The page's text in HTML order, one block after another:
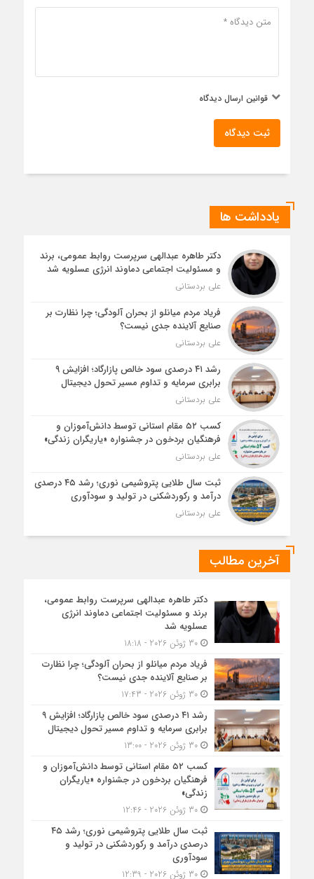
قوانین ارسال دیدگاه
ثبت دیدگاه
یادداشت ها
دکتر طاهره عبدالهی سرپرست روابط عمومی، برند
و مسئولیت اجتماعی دماوند انرژی عسلویه شد
علی بردستانی
فریاد مردم میانلو از بحران آلودگی؛ چرا نظارت بر
صنایع آلاینده جدی نیست؟
علی بردستانی
رشد ۴۱ درصدی سود خالص پازارگاد؛ افزایش ۹
برابری سرمایه و تداوم مسیر تحول دیجیتال
علی بردستانی
کسب ۵۲ مقام استانی توسط دانش‌آموزان و
فرهنگیان بردخون در جشنواره «یاریگران زندگی»
علی بردستانی
ثبت سال طلایی پتروشیمی نوری؛ رشد ۴۵ درصدی
درآمد و رکوردشکنی در تولید و سودآوری
علی بردستانی
آخرین مطالب
دکتر طاهره عبدالهی سرپرست روابط عمومی،
برند و مسئولیت اجتماعی دماوند انرژی
عسلویه شد
30 ژوئن 2026 - 18:18
فریاد مردم میانلو از بحران آلودگی؛ چرا نظارت
بر صنایع آلاینده جدی نیست؟
30 ژوئن 2026 - 17:43
رشد ۴۱ درصدی سود خالص پازارگاد؛ افزایش ۹
برابری سرمایه و تداوم مسیر تحول دیجیتال
30 ژوئن 2026 - 13:00
کسب ۵۲ مقام استانی توسط دانش‌آموزان و
فرهنگیان بردخون در جشنواره «یاریگران
زندگی»
30 ژوئن 2026 - 12:46
ثبت سال طلایی پتروشیمی نوری؛ رشد ۴۵
درصدی درآمد و رکوردشکنی در تولید و
سودآوری
30 ژوئن 2026 - 12:39